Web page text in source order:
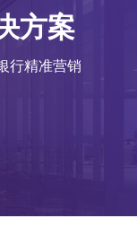
方案
行精准营销